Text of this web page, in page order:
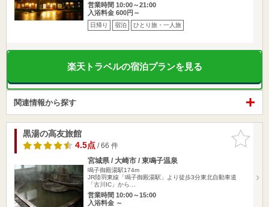
営業時間 10:00～21:00
入浴料金 600円～
日帰り 宿泊 ひとり旅・一人旅
楽天トラベルの宿泊プランを見る
関連情報から探す
お気に入
りに追加
黒湯の高友旅館
4.5点/ 66 件
宮城県 / 大崎市 / 東鳴子温泉
鳴子御殿湯駅174m
JR陸羽東線「鳴子御殿湯駅」より徒歩3分東北自動車道
「古川IC」から…
営業時間 10:00～15:00
入浴料金 ～